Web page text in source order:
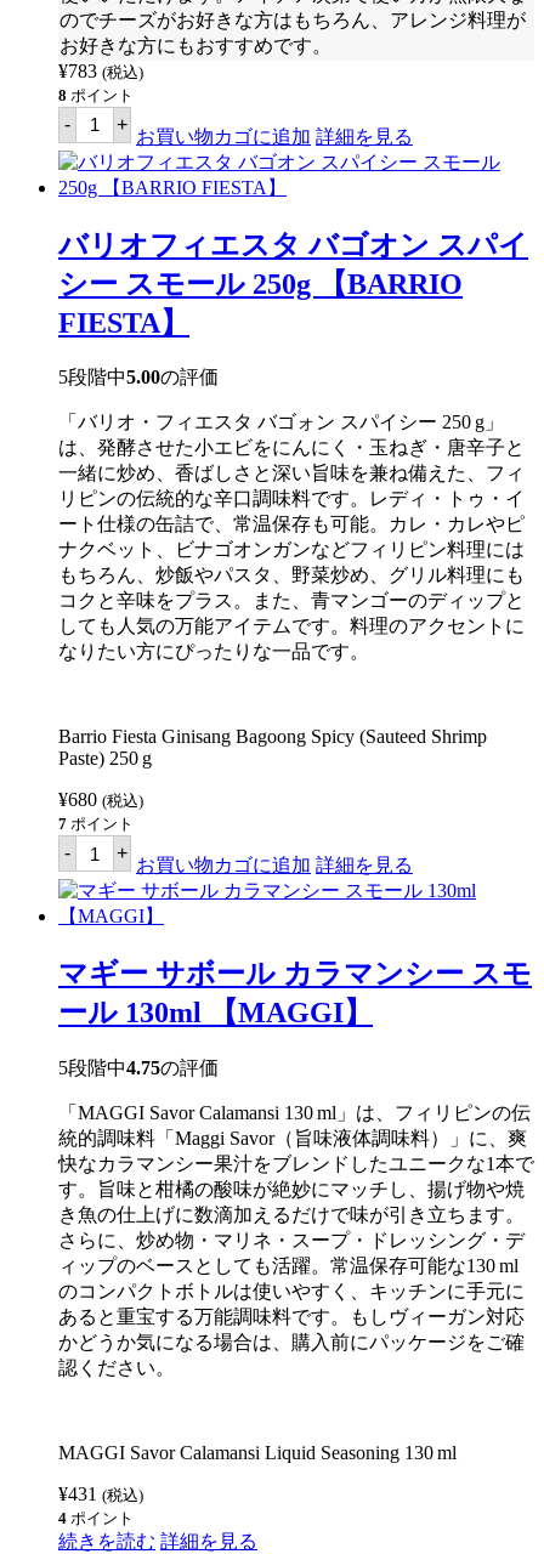
のでチーズがお好きな方はもちろん、アレンジ料理が
お好きな方にもおすすめです。
¥783 (税込)
8 ポイント
- ク
ラ
フ
ト
チ
ズ
ウ
ズ
レ
ギ
ラ
ー
モ
ー
ル
210g
【KRAFT】
個
+
お買い物カゴに追加 詳細を見る
バリオフィエスタ バゴオン スパイ
シー スモール 250g 【BARRIO
FIESTA】
5段階中5.00の評価
「バリオ・フィエスタ バゴォン スパイシー 250 g」
は、発酵させた小エビをにんにく・玉ねぎ・唐辛子と
一緒に炒め、香ばしさと深い旨味を兼ね備えた、フィ
リピンの伝統的な辛口調味料です。レディ・トゥ・イ
ート仕様の缶詰で、常温保存も可能。カレ・カレやピ
ナクベット、ビナゴオンガンなどフィリピン料理には
もちろん、炒飯やパスタ、野菜炒め、グリル料理にも
コクと辛味をプラス。また、青マンゴーのディップと
しても人気の万能アイテムです。料理のアクセントに
なりたい方にぴったりな一品です。
Barrio Fiesta Ginisang Bagoong Spicy (Sauteed Shrimp
Paste) 250 g
¥680 (税込)
7 ポイント
- バ
リ
オ
フ
ィ
ス
タ
バ
ゴ
ン
ス
イ
シ
ー
ス
モ
ー
ル
250g
【BARRIO
FIESTA】
個
+
お買い物カゴに追加 詳細を見る
マギー サボール カラマンシー スモ
ール 130ml 【MAGGI】
5段階中4.75の評価
「MAGGI Savor Calamansi 130 ml」は、フィリピンの伝
統的調味料「Maggi Savor（旨味液体調味料）」に、爽
快なカラマンシー果汁をブレンドしたユニークな1本で
す。旨味と柑橘の酸味が絶妙にマッチし、揚げ物や焼
き魚の仕上げに数滴加えるだけで味が引き立ちます。
さらに、炒め物・マリネ・スープ・ドレッシング・デ
ィップのベースとしても活躍。常温保存可能な130 ml
のコンパクトボトルは使いやすく、キッチンに手元に
あると重宝する万能調味料です。もしヴィーガン対応
かどうか気になる場合は、購入前にパッケージをご確
認ください。
MAGGI Savor Calamansi Liquid Seasoning 130 ml
¥431 (税込)
4 ポイント
続きを読む 詳細を見る